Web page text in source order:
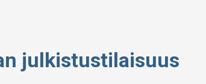
julkistustilaisuus